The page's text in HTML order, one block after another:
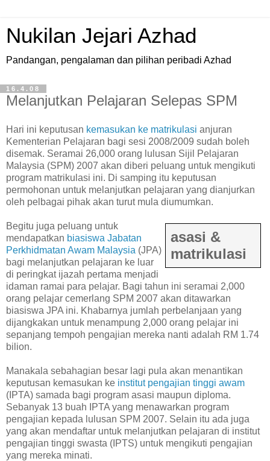
Nukilan Jejari Azhad
Pandangan, pengalaman dan pilihan peribadi Azhad
16.4.08
Melanjutkan Pelajaran Selepas SPM
Hari ini keputusan kemasukan ke matrikulasi anjuran
Kementerian Pelajaran bagi sesi 2008/2009 sudah boleh
disemak. Seramai 26,000 orang lulusan Sijil Pelajaran
Malaysia (SPM) 2007 akan diberi peluang untuk mengikuti
program matrikulasi ini. Di samping itu keputusan
permohonan untuk melanjutkan pelajaran yang dianjurkan
oleh pelbagai pihak akan turut mula diumumkan.
asasi &
matrikulasi
Begitu juga peluang untuk
mendapatkan biasiswa Jabatan
Perkhidmatan Awam Malaysia (JPA)
bagi melanjutkan pelajaran ke luar
di peringkat ijazah pertama menjadi
idaman ramai para pelajar. Bagi tahun ini seramai 2,000
orang pelajar cemerlang SPM 2007 akan ditawarkan
biasiswa JPA ini. Khabarnya jumlah perbelanjaan yang
dijangkakan untuk menampung 2,000 orang pelajar ini
sepanjang tempoh pengajian mereka nanti adalah RM 1.74
bilion.
Manakala sebahagian besar lagi pula akan menantikan
keputusan kemasukan ke institut pengajian tinggi awam
(IPTA) samada bagi program asasi maupun diploma.
Sebanyak 13 buah IPTA yang menawarkan program
pengajian kepada lulusan SPM 2007. Selain itu ada juga
yang akan mendaftar untuk melanjutkan pelajaran di institut
pengajian tinggi swasta (IPTS) untuk mengikuti pengajian
yang mereka minati.